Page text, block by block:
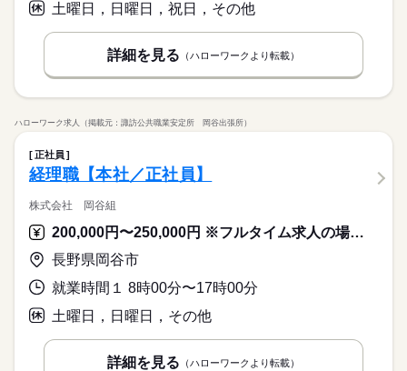
土曜日，日曜日，祝日，その他
詳細を見る （ハローワークより転載）
ハローワーク求人（掲載元：諏訪公共職業安定所 岡谷出張所）
正社員
経理職【本社／正社員】
株式会社 岡谷組
200,000円〜250,000円 ※フルタイム求人の場合は月額（換算額）、パート求人の場合は時間額を表示しています。
長野県岡谷市
就業時間１ 8時00分〜17時00分
土曜日，日曜日，その他
詳細を見る （ハローワークより転載）